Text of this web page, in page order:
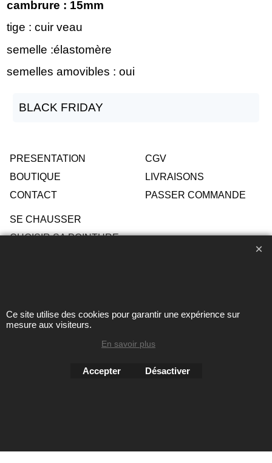
cambrure : 15mm
tige : cuir veau
semelle :élastomère
semelles amovibles : oui
BLACK FRIDAY
PRESENTATION
BOUTIQUE
CONTACT
CGV
LIVRAISONS
PASSER COMMANDE
SE CHAUSSER
CHOISIR SA POINTURE
Toute reproduction de textes, photos ou autres éléments des
peine de poursuites
Ce site utilise des cookies pour garantir une expérience sur
mesure aux visiteurs.
En savoir plus
Accepter Désactiver